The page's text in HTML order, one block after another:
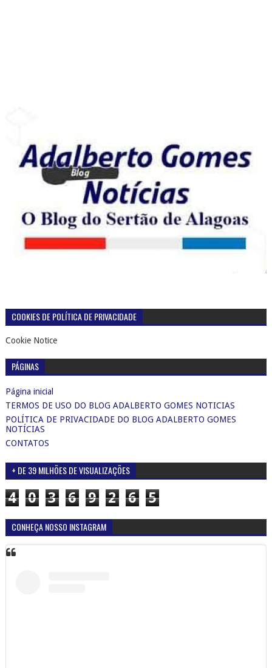
COOKIES DE POLÍTICA DE PRIVACIDADE
Cookie Notice
PÁGINAS
Página inicial
TERMOS DE USO DO BLOG ADALBERTO GOMES NOTICIAS
POLÍTICA DE PRIVACIDADE DO BLOG ADALBERTO GOMES
NOTÍCIAS
CONTATOS
+ DE 39 MILHÕES DE VISUALIZAÇÕES
4 0 3 6 9 2 6 5
CONHEÇA NOSSO INSTAGRAM